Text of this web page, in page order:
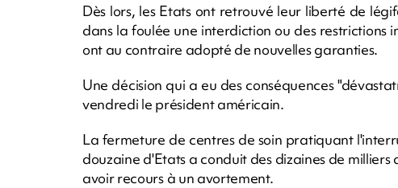
Dès lors, les Etats ont retrouvé leur liberté de
dans la foulée une interdiction ou des restrictions
ont au contraire adopté de nouvelles garanties.
Une décision qui a eu des conséquences
vendredi le président américain.
La fermeture de centres de soin pratiquant
douzaine d'Etats a conduit des dizaines de
avoir recours à un avortement.